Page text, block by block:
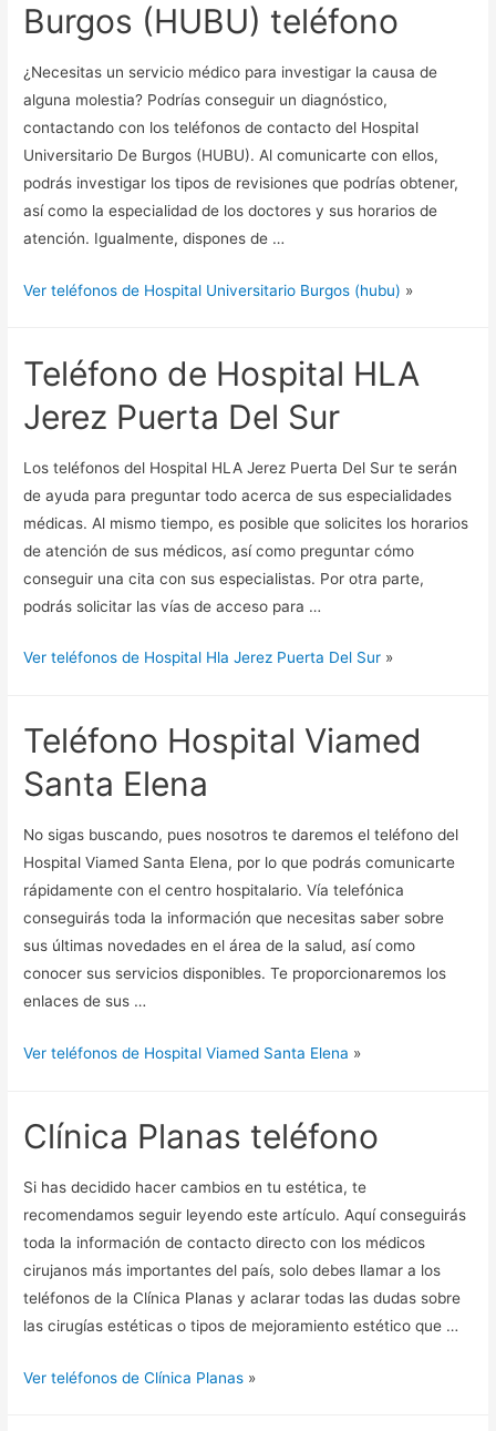
Burgos (HUBU) teléfono
¿Necesitas un servicio médico para investigar la causa de
alguna molestia? Podrías conseguir un diagnóstico,
contactando con los teléfonos de contacto del Hospital
Universitario De Burgos (HUBU). Al comunicarte con ellos,
podrás investigar los tipos de revisiones que podrías obtener,
así como la especialidad de los doctores y sus horarios de
atención. Igualmente, dispones de …
Ver teléfonos de Hospital Universitario Burgos (hubu) »
Teléfono de Hospital HLA
Jerez Puerta Del Sur
Los teléfonos del Hospital HLA Jerez Puerta Del Sur te serán
de ayuda para preguntar todo acerca de sus especialidades
médicas. Al mismo tiempo, es posible que solicites los horarios
de atención de sus médicos, así como preguntar cómo
conseguir una cita con sus especialistas. Por otra parte,
podrás solicitar las vías de acceso para …
Ver teléfonos de Hospital Hla Jerez Puerta Del Sur »
Teléfono Hospital Viamed
Santa Elena
No sigas buscando, pues nosotros te daremos el teléfono del
Hospital Viamed Santa Elena, por lo que podrás comunicarte
rápidamente con el centro hospitalario. Vía telefónica
conseguirás toda la información que necesitas saber sobre
sus últimas novedades en el área de la salud, así como
conocer sus servicios disponibles. Te proporcionaremos los
enlaces de sus …
Ver teléfonos de Hospital Viamed Santa Elena »
Clínica Planas teléfono
Si has decidido hacer cambios en tu estética, te
recomendamos seguir leyendo este artículo. Aquí conseguirás
toda la información de contacto directo con los médicos
cirujanos más importantes del país, solo debes llamar a los
teléfonos de la Clínica Planas y aclarar todas las dudas sobre
las cirugías estéticas o tipos de mejoramiento estético que …
Ver teléfonos de Clínica Planas »